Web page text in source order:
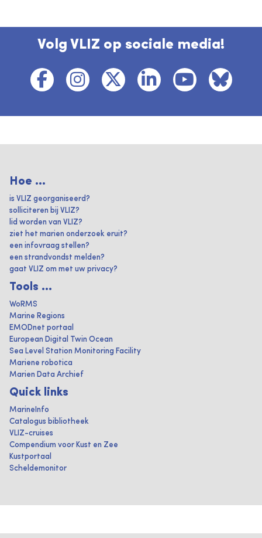
Volg VLIZ op sociale media!
Hoe ...
is VLIZ georganiseerd?
solliciteren bij VLIZ?
lid worden van VLIZ?
ziet het marien onderzoek eruit?
een infovraag stellen?
een strandvondst melden?
gaat VLIZ om met uw privacy?
Tools ...
WoRMS
Marine Regions
EMODnet portaal
European Digital Twin Ocean
Sea Level Station Monitoring Facility
Mariene robotica
Marien Data Archief
Quick links
MarineInfo
Catalogus bibliotheek
VLIZ-cruises
Compendium voor Kust en Zee
Kustportaal
Scheldemonitor